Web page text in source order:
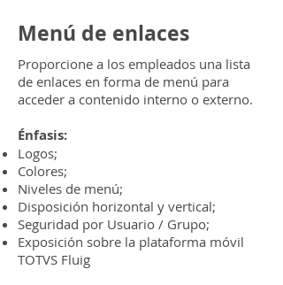
Menú de enlaces
Proporcione a los empleados una lista
de enlaces en forma de menú para
acceder a contenido interno o externo.
Énfasis:
Logos;
Colores;
Niveles de menú;
Disposición horizontal y vertical;
Seguridad por Usuario / Grupo;
Exposición sobre la plataforma móvil
TOTVS Fluig